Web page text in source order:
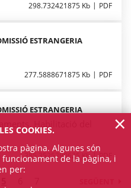
298.732421875 Kb PDF
ESTRANGERIA
277.5888671875 Kb PDF
ESTRANGERIA
Habilitació del
385.3525390625 Kb PDF
COOKIES.
pàgina. Algunes són
de la pàgina, i
per:
×